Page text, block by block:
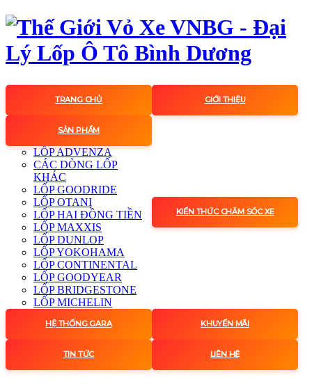
TRANG CHỦ GIỚI THIỆU
SẢN PHẨM
LỐP ADVENZA
CÁC DÒNG LỐP
KHÁC
LỐP GOODRIDE
LỐP OTANI
LỐP HAI ĐỒNG TIỀN
LỐP MAXXIS
LỐP DUNLOP
LỐP YOKOHAMA
LỐP CONTINENTAL
LỐP GOODYEAR
LỐP BRIDGESTONE
LỐP MICHELIN
KIẾN THỨC CHĂM SÓC XE
HỆ THỐNG GARA KHUYẾN MÃI
TIN TỨC LIÊN HỆ